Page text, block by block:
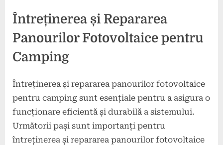
Întreținerea și Repararea
Panourilor Fotovoltaice pentru
Camping
Întreținerea și repararea panourilor fotovoltaice
pentru camping sunt esențiale pentru a asigura o
funcționare eficientă și durabilă a sistemului.
Următorii pași sunt importanți pentru
întreținerea și repararea panourilor fotovoltaice